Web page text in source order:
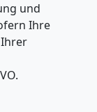
und
Ihre